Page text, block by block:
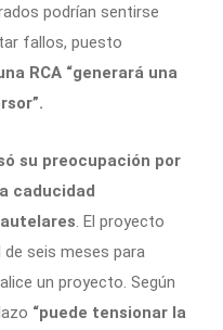
podrían sentirse
fallos, puesto
RCA “generará una
su preocupación por
caducidad
. El proyecto
seis meses para
un proyecto. Según
“puede tensionar la